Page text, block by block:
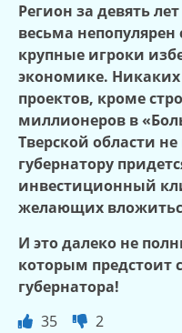
Регион за девять
весьма непопулярен
крупные игроки
экономике.
проектов, кроме
миллионеров в
Тверской области
губернатору
инвестиционный
желающих
И это далеко не
которым предстоит
губернатора!
35
2